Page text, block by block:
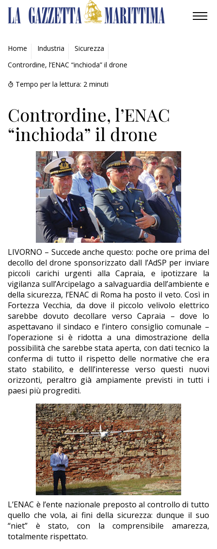
AMBIENTE
MOBILITÀ
INDUSTRIA
RICERCA
ECONOMIA
TURISMO
CULTURA
NAUTICA
EDITORIALI
Home Industria
Sicurezza
Contrordine, l’ENAC “inchioda” il drone
Tempo per la lettura: 2 minuti
Contrordine, l’ENAC
“inchioda” il drone
LIVORNO – Succede anche questo: poche ore prima del
decollo del drone sponsorizzato dall l’AdSP per inviare
piccoli carichi urgenti alla Capraia, e ipotizzare la
vigilanza sull’Arcipelago a salvaguardia dell’ambiente e
della sicurezza, l’ENAC di Roma ha posto il veto. Così in
Fortezza Vecchia, da dove il piccolo velivolo elettrico
sarebbe dovuto decollare verso Capraia – dove lo
aspettavano il sindaco e l’intero consiglio comunale –
l’operazione si è ridotta a una dimostrazione della
possibilità che sarebbe stata aperta, con dati tecnico la
conferma di tutto il rispetto delle normative che era
stato stabilito, e delll’interesse verso questi nuovi
orizzonti, peraltro già ampiamente previsti in tutti i
paesi più progrediti.
L’ENAC è l’ente nazionale preposto al controllo di tutto
quello che vola, ai fini della sicurezza: dunque il suo
“niet” è stato, con la comprensibile amarezza,
totalmente rispettato.